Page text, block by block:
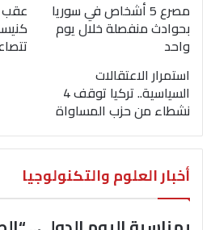
مصرع 5 أشخاص في سوريا
بحوادث منفصلة خلال يوم
واحد
عقب
استمرار الاعتقالات
السياسية.. تركيا توقف 4
نشطاء من حزب المساواة
أخبار العلوم والتكنولوجيا